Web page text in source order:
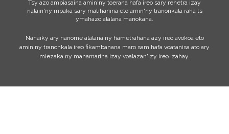
Tsy azo ampiasaina amin'ny toerana hafa ireo sary rehetra izay
nalain'ny mpaka sary matihanina eto amin'ny tranonkala raha ts
ymahazo alàlana manokana.
Nanaiky ary nanome alàlana ny hametrahana azy ireo avokoa eto
amin'ny tranonkala ireo fikambanana maro samihafa voatanisa ato ary
miezaka ny manamarina izay voalazan'izy ireo izahay.